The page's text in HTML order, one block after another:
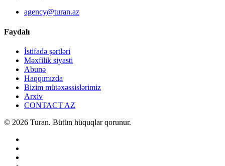
agency@turan.az
Faydalı
İstifadə şərtləri
Məxfilik siyasti
Abunə
Haqqımızda
Bizim mütəxəssislərimiz
Arxiv
CONTACT AZ
© 2026 Turan. Bütün hüquqlar qorunur.